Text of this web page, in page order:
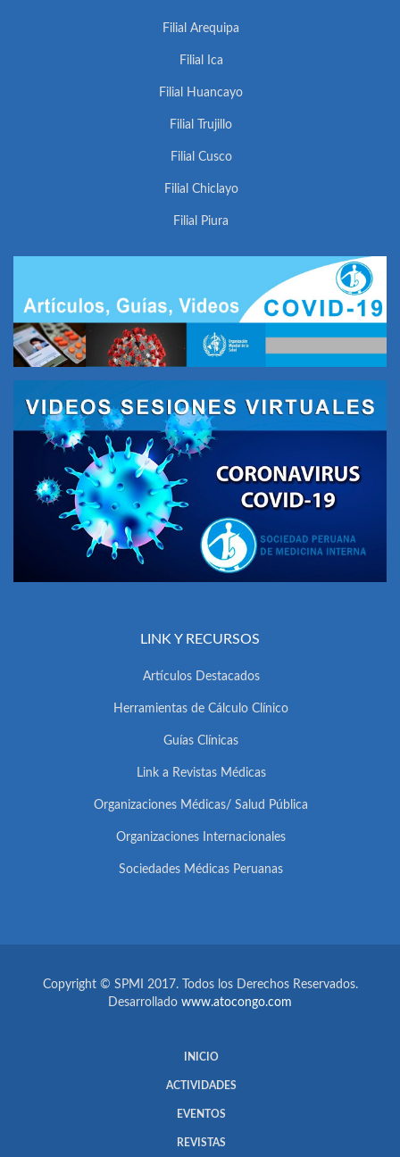
Filial Arequipa
Filial Ica
Filial Huancayo
Filial Trujillo
Filial Cusco
Filial Chiclayo
Filial Piura
LINK Y RECURSOS
Artículos Destacados
Herramientas de Cálculo Clínico
Guías Clínicas
Link a Revistas Médicas
Organizaciones Médicas/ Salud Pública
Organizaciones Internacionales
Sociedades Médicas Peruanas
Copyright © SPMI 2017. Todos los Derechos Reservados.
Desarrollado www.atocongo.com
INICIO
ACTIVIDADES
EVENTOS
REVISTAS